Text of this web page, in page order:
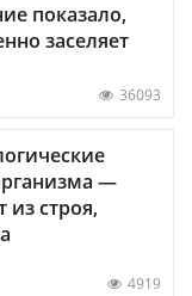
показало,
заселяет
36093
—
из строя,
4919